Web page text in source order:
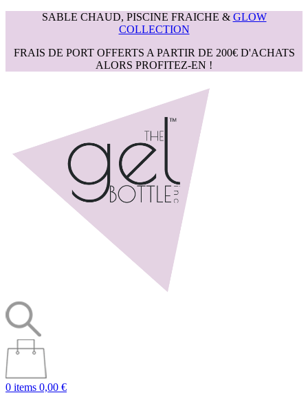
SABLE CHAUD, PISCINE FRAICHE & GLOW
COLLECTION
FRAIS DE PORT OFFERTS A PARTIR DE 200€ D'ACHATS
ALORS PROFITEZ-EN !
0 items 0,00 €